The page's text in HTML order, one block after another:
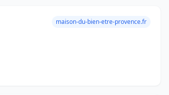
maison-du-bien-etre-provence.fr